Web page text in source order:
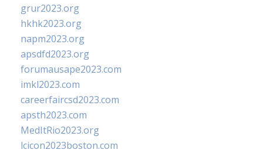
grur2023.org
hkhk2023.org
napm2023.org
apsdfd2023.org
forumausape2023.com
imkl2023.com
careerfaircsd2023.com
apsth2023.com
MedItRio2023.org
lcicon2023boston.com